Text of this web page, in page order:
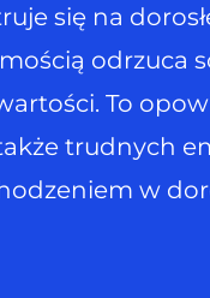
się na
odrzuca
To
trudnych
w